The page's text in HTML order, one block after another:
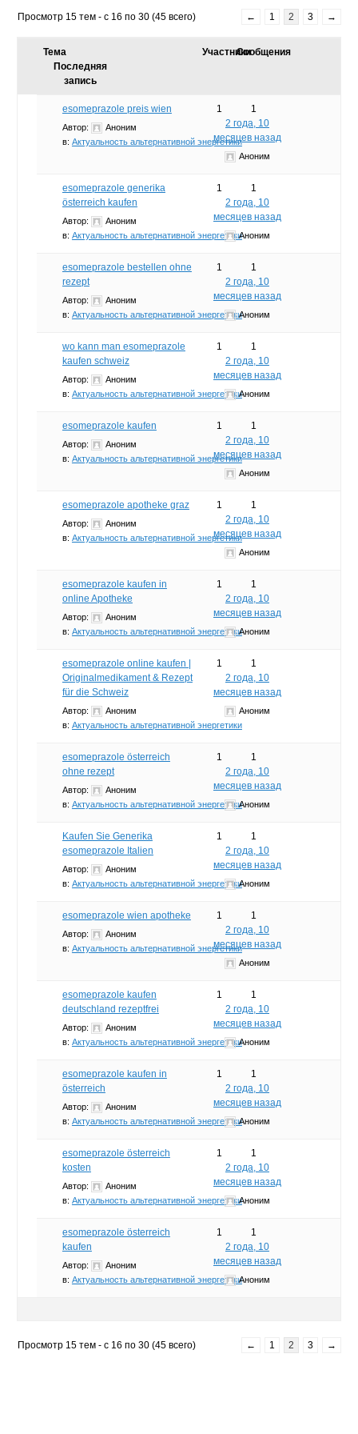
Просмотр 15 тем - с 16 по 30 (45 всего) ← 1 2 3 →
Тема УчастникиСообщения
Последняя
запись
esomeprazole preis wien
Автор:
Аноним
в: Актуальность альтернативной энергетики
1
1
2 года, 10
месяцев назад
Аноним
esomeprazole generika
österreich kaufen
Автор:
Аноним
в: Актуальность альтернативной энергетики
1
1
2 года, 10
месяцев назад
Аноним
esomeprazole bestellen ohne
rezept
Автор:
Аноним
в: Актуальность альтернативной энергетики
1
1
2 года, 10
месяцев назад
Аноним
wo kann man esomeprazole
kaufen schweiz
Автор:
Аноним
в: Актуальность альтернативной энергетики
1
1
2 года, 10
месяцев назад
Аноним
esomeprazole kaufen
Автор:
Аноним
в: Актуальность альтернативной энергетики
1
1
2 года, 10
месяцев назад
Аноним
esomeprazole apotheke graz
Автор:
Аноним
в: Актуальность альтернативной энергетики
1
1
2 года, 10
месяцев назад
Аноним
esomeprazole kaufen in
online Apotheke
Автор:
Аноним
в: Актуальность альтернативной энергетики
1
1
2 года, 10
месяцев назад
Аноним
esomeprazole online kaufen |
Originalmedikament & Rezept
für die Schweiz
Автор:
Аноним
в: Актуальность альтернативной энергетики
1
1
2 года, 10
месяцев назад
Аноним
esomeprazole österreich
ohne rezept
Автор:
Аноним
в: Актуальность альтернативной энергетики
1
1
2 года, 10
месяцев назад
Аноним
Kaufen Sie Generika
esomeprazole Italien
Автор:
Аноним
в: Актуальность альтернативной энергетики
1
1
2 года, 10
месяцев назад
Аноним
esomeprazole wien apotheke
Автор:
Аноним
в: Актуальность альтернативной энергетики
1
1
2 года, 10
месяцев назад
Аноним
esomeprazole kaufen
deutschland rezeptfrei
Автор:
Аноним
в: Актуальность альтернативной энергетики
1
1
2 года, 10
месяцев назад
Аноним
esomeprazole kaufen in
österreich
Автор:
Аноним
в: Актуальность альтернативной энергетики
1
1
2 года, 10
месяцев назад
Аноним
esomeprazole österreich
kosten
Автор:
Аноним
в: Актуальность альтернативной энергетики
1
1
2 года, 10
месяцев назад
Аноним
esomeprazole österreich
kaufen
Автор:
Аноним
в: Актуальность альтернативной энергетики
1
1
2 года, 10
месяцев назад
Аноним
Просмотр 15 тем - с 16 по 30 (45 всего) ← 1 2 3 →